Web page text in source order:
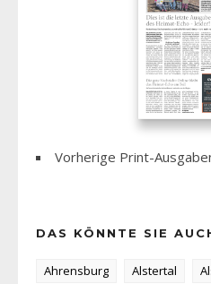
Vorherige Print-
DAS KÖNNTE SIE
Ahrensburg Alstertal